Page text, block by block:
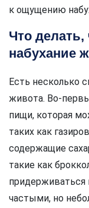
к ощущению
Что
набухание
Есть несколько
живота. Во-
пищи, которая
таких как
содержащие
такие как
придерживаться
частыми, но